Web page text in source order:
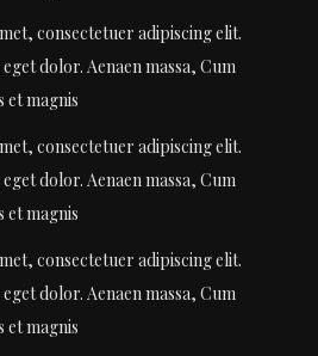
consectetuer adipiscing elit.
dolor. Aenaen massa, Cum
et magnis
consectetuer adipiscing elit.
dolor. Aenaen massa, Cum
et magnis
consectetuer adipiscing elit.
dolor. Aenaen massa, Cum
et magnis